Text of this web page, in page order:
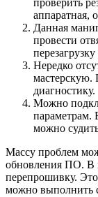
аппаратная,
Данная
провести
Нередко
мастерскую.
диагностику.
Можно
параметрам.
можно
Массу проблем
обновления ПО. В
перепрошивку.
можно выполнить